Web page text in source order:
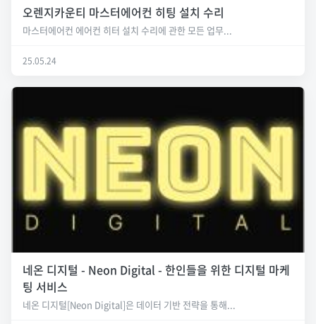
오렌지카운티 마스터에어컨 히팅 설치 수리
마스터에어컨 에어컨 히터 설치 수리에 관한 모든 업무...
25.05.24
네온 디지털 - Neon Digital - 한인들을 위한 디지털 마케
팅 서비스
네온 디지털[Neon Digital]은 데이터 기반 전략을 통해...